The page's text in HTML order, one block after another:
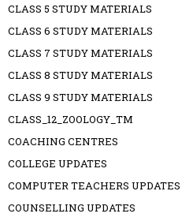
CLASS 5 STUDY MATERIALS
CLASS 6 STUDY MATERIALS
CLASS 7 STUDY MATERIALS
CLASS 8 STUDY MATERIALS
CLASS 9 STUDY MATERIALS
CLASS_12_ZOOLOGY_TM
COACHING CENTRES
COLLEGE UPDATES
COMPUTER TEACHERS UPDATES
COUNSELLING UPDATES